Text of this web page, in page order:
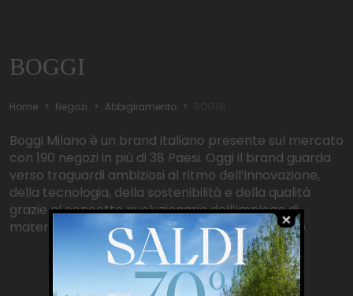
BOGGI
Home Negozi Abbigliamento
Boggi Milano è un brand italiano presente sul mercato
con 190 negozi in più di 38 Paesi. Oggi il brand guarda
verso traguardi ambiziosi al ritmo dell’innovazione,
della tecnologia, della sostenibilità e della qualità
grazie al concetto rivoluzionario dell’impiego di
materie prime dalle alte performance tecniche.